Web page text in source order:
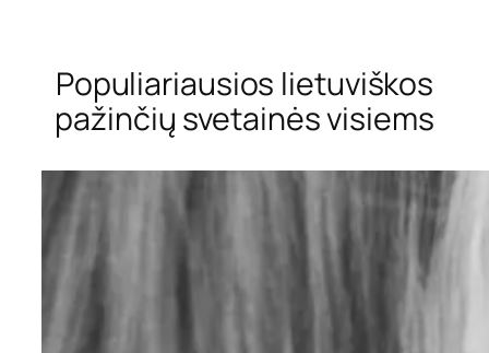
Populiariausios lietuviškos
pažinčių svetainės visiems